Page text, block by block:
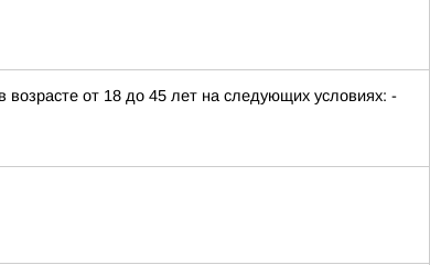
от 18 до 45 лет на следующих условиях: -